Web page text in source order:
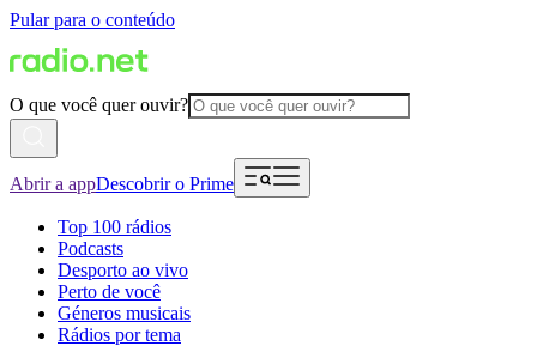
Pular para o conteúdo
O que você quer ouvir?
Abrir a appDescobrir o Prime
Top 100 rádios
Podcasts
Desporto ao vivo
Perto de você
Géneros musicais
Rádios por tema